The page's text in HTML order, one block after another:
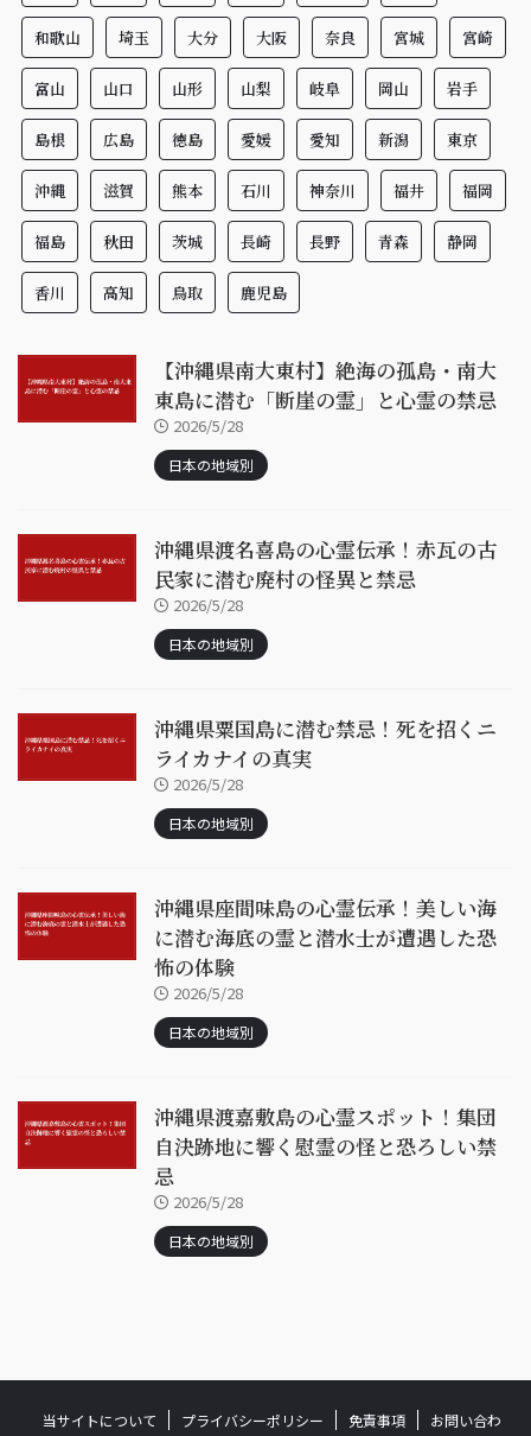
和歌山 埼玉 大分 大阪 奈良 宮城 宮崎
富山 山口 山形 山梨 岐阜 岡山 岩手
島根 広島 徳島 愛媛 愛知 新潟 東京
沖縄 滋賀 熊本 石川 神奈川 福井 福岡
福島 秋田 茨城 長崎 長野 青森 静岡
香川 高知 鳥取 鹿児島
【沖縄県南大東村】絶海の孤島・南大
東島に潜む「断崖の霊」と心霊の禁忌
2026/5/28
日本の地域別
沖縄県渡名喜島の心霊伝承！赤瓦の古
民家に潜む廃村の怪異と禁忌
2026/5/28
日本の地域別
沖縄県粟国島に潜む禁忌！死を招くニ
ライカナイの真実
2026/5/28
日本の地域別
沖縄県座間味島の心霊伝承！美しい海
に潜む海底の霊と潜水士が遭遇した恐
怖の体験
2026/5/28
日本の地域別
沖縄県渡嘉敷島の心霊スポット！集団
自決跡地に響く慰霊の怪と恐ろしい禁
忌
2026/5/28
日本の地域別
当サイトについて プライバシーポリシー 免責事項 お問い合わ